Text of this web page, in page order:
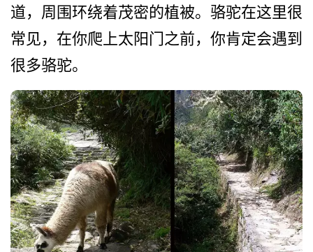
道，周围环绕着茂密的植被。骆驼在这里­很
常见，在你爬上太阳门之前，你肯定会遇到
很多骆驼。